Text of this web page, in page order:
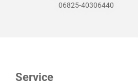
06825-40306440
Service